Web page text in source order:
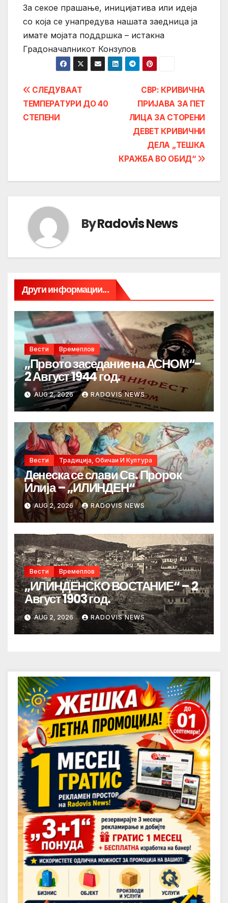
За секое прашање, иницијатива или идеја
со која се унапредува нашата заедница ја
имате мојата поддршка – истакна
Градоначалникот Конзулов
Post
navigation
СВР: КРИВИЧНА
ПРИЈАВА ЗА ПЕТ
ЛИЦА ЗА СТОРЕНИ
ДЕВЕТ КРИВИЧНИ
ДЕЛА „ТЕШКА
КРАЖБА ВО ОБИД“
СЛЕДУВААТ
ТЕМПЕРАТУРИ ДО 40
СТЕПЕНИ
ByRadovis News
Други информации...
Вести Времеплов
„Првото заседание на АСНОМ“-
2 Август 1944 год.
AUG 2, 2026 RADOVIS NEWS
Вести Традиција, Обичаи И Култура
Денеска се слави Св. Пророк
Илија – „ИЛИНДЕН“
AUG 2, 2026 RADOVIS NEWS
Вести Времеплов
„ИЛИНДЕНСКО ВОСТАНИЕ“ – 2
Август 1903 год.
AUG 2, 2026 RADOVIS NEWS